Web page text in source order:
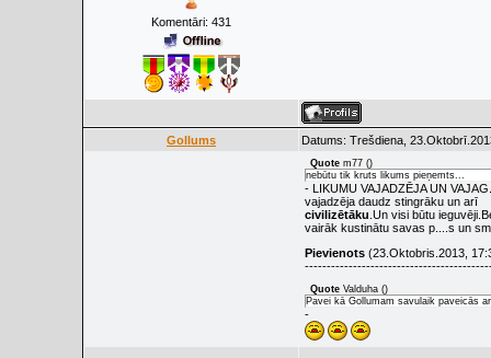
Komentāri: 431
Gollums Datums: Trešdiena,
Quote m77 ()
nebūtu tik kruts likums pieņemts...
- LIKUMU VAJADZĒJA UN
vajadzēja daudz stingrāku un arī
civilizētāku .Un visi būtu
vairāk kustinātu savas p....s un
Pievienots (23.Oktobris.2013,
Quote Valduha ()
Pavei kā Gollumam savulaik paveicās
-